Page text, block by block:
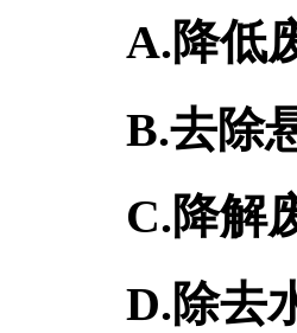
A.降低
B.去除
C.降解
D.除去